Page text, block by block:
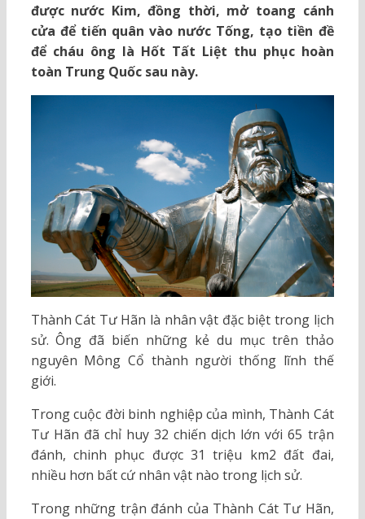
được nước Kim, đồng thời, mở toang cánh
cửa để tiến quân vào nước Tống, tạo tiền đề
để cháu ông là Hốt Tất Liệt thu phục hoàn
toàn Trung Quốc sau này.
Thành Cát Tư Hãn là nhân vật đặc biệt trong lịch
sử. Ông đã biến những kẻ du mục trên thảo
nguyên Mông Cổ thành người thống lĩnh thế
giới.
Trong cuộc đời binh nghiệp của mình, Thành Cát
Tư Hãn đã chỉ huy 32 chiến dịch lớn với 65 trận
đánh, chinh phục được 31 triệu km2 đất đai,
nhiều hơn bất cứ nhân vật nào trong lịch sử.
Trong những trận đánh của Thành Cát Tư Hãn,